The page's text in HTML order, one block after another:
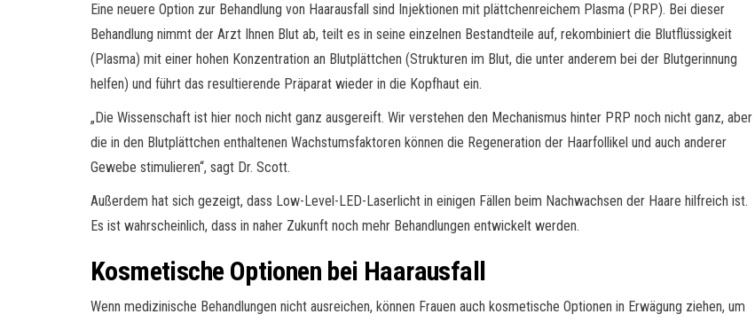
Eine neuere Option zur Behandlung von Haarausfall sind Injektionen mit plättchenreichem Plasma (PRP). Bei dieser
Behandlung nimmt der Arzt Ihnen Blut ab, teilt es in seine einzelnen Bestandteile auf, rekombiniert die Blutflüssigkeit
(Plasma) mit einer hohen Konzentration an Blutplättchen (Strukturen im Blut, die unter anderem bei der Blutgerinnung
helfen) und führt das resultierende Präparat wieder in die Kopfhaut ein.
„Die Wissenschaft ist hier noch nicht ganz ausgereift. Wir verstehen den Mechanismus hinter PRP noch nicht ganz, aber
die in den Blutplättchen enthaltenen Wachstumsfaktoren können die Regeneration der Haarfollikel und auch anderer
Gewebe stimulieren“, sagt Dr. Scott.
Außerdem hat sich gezeigt, dass Low-Level-LED-Laserlicht in einigen Fällen beim Nachwachsen der Haare hilfreich ist.
Es ist wahrscheinlich, dass in naher Zukunft noch mehr Behandlungen entwickelt werden.
Kosmetische Optionen bei Haarausfall
Wenn medizinische Behandlungen nicht ausreichen, können Frauen auch kosmetische Optionen in Erwägung ziehen, um